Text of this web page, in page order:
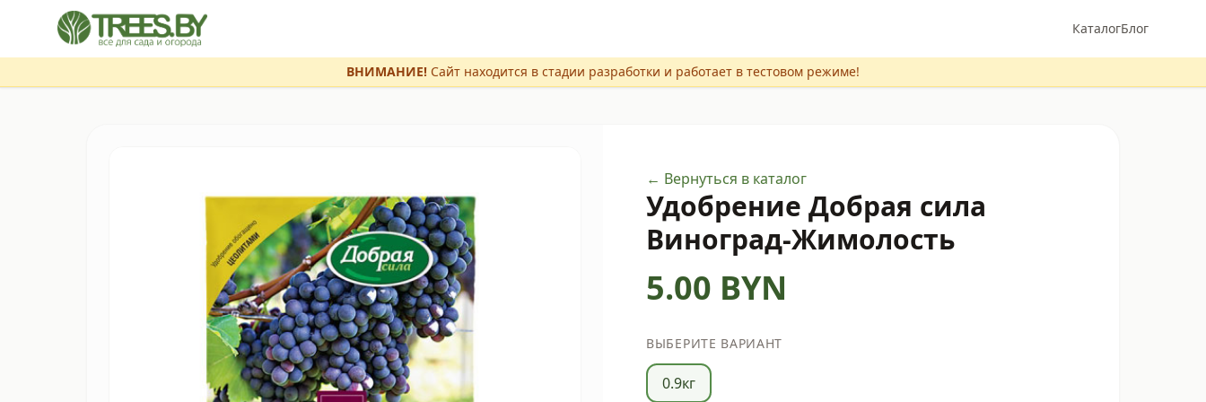
КаталогБлог
ВНИМАНИЕ! Сайт находится в стадии разработки и работает в тестовом режиме!
← Вернуться в каталог
Удобрение Добрая сила
Виноград-Жимолость
5.00 BYN
ВЫБЕРИТЕ ВАРИАНТ
0.9кг